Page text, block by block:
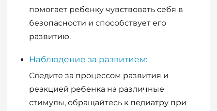
помогает ребенку чувствовать себя в
безопасности и способствует его
развитию.
Наблюдение за развитием:
Следите за процессом развития и
реакцией ребенка на различные
стимулы, обращайтесь к педиатру при